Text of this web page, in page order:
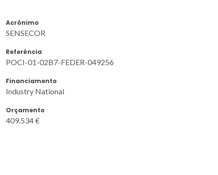
Acrónimo
SENSECOR
Referência
POCI-01-02B7-FEDER-049256
Financiamento
Industry National
Orçamento
409.534 €